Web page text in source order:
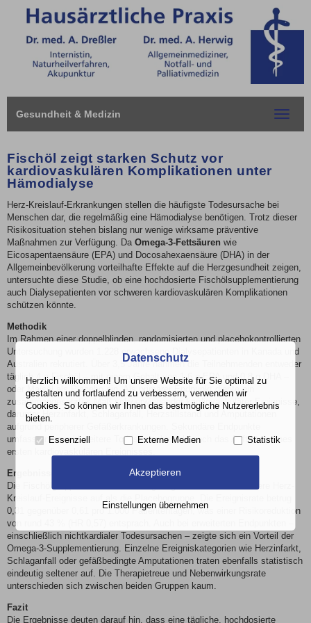
Gesundheit & Medizin
Toggle
Fischöl zeigt starken Schutz vor
kardiovaskulären Komplikationen unter
Hämodialyse
Herz-Kreislauf-Erkrankungen stellen die häufigste Todesursache bei
Menschen dar, die regelmäßig eine Hämodialyse benötigen. Trotz dieser
Risikosituation stehen bislang nur wenige wirksame präventive
Maßnahmen zur Verfügung. Da Omega-3-Fettsäuren wie
Eicosapentaensäure (EPA) und Docosahexaensäure (DHA) in der
Allgemeinbevölkerung vorteilhafte Effekte auf die Herzgesundheit zeigen,
untersuchte diese Studie, ob eine hochdosierte Fischölsupplementierung
auch Dialysepatienten vor schweren kardiovaskulären Komplikationen
schützen könnte.
Methodik
Im Rahmen einer doppelblinden, randomisierten und placebokontrollierten
Untersuchung wurden 1.228 erwachsene Dialysepatienten in Kanada und
Australien rekrutiert. Über 3,5 Jahre nahmen die Teilnehmenden entweder
täglich 4 g Fischöl – mit einem Gehalt von 1,6 g EPA und 0,8 g DHA –
oder Maisöl als Placebo ein. Als primärer Endpunkt diente ein
zusammengesetztes Maß schwerwiegender kardiovaskulärer Ereignisse,
darunter Herzinfarkt, Schlaganfall, Herzstillstand und Amputationen
aufgrund peripherer Gefäßerkrankungen. Sekundäre Endpunkte
umfassten sowohl weitere Todesursachen als auch das Auftreten eines
ersten kardiovaskulären Ereignisses.
Ergebnisse
Die Fischölgruppe wies ein deutlich geringeres Risiko für schwere Herz-
Kreislauf-Ereignisse auf als die Placebogruppe. Die Ereignisrate betrug
0,31 gegenüber 0,61 pro 1.000 Patiententagen, was einer Risikoreduktion
von rund 43 % (HR 0,57) entsprach. Auch bei erweiterten Endpunkten –
einschließlich nichtkardialer Todesursachen – zeigte sich ein Vorteil der
Omega-3-Supplementierung. Einzelne Ereigniskategorien wie Herzinfarkt,
Schlaganfall oder gefäßbedingte Amputationen traten ebenfalls statistisch
eindeutig seltener auf. Die Therapietreue und Nebenwirkungsrate
unterschieden sich zwischen beiden Gruppen kaum.
Fazit
Die Ergebnisse deuten darauf hin, dass eine tägliche, hochdosierte
Datenschutz
Herzlich willkommen! Um unsere Website für Sie optimal zu
gestalten und fortlaufend zu verbessern, verwenden wir
Cookies. So können wir Ihnen das bestmögliche Nutzererlebnis
bieten.
Essenziell Externe Medien Statistik
Akzeptieren
Einstellungen übernehmen